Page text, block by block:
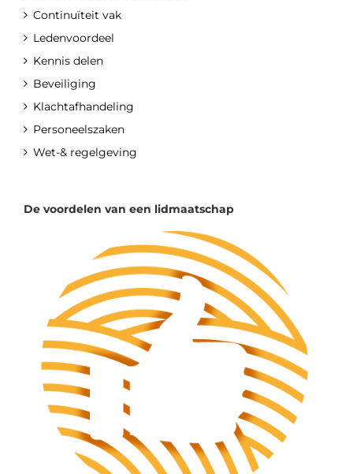
Continuïteit vak
Ledenvoordeel
Kennis delen
Beveiliging
Klachtafhandeling
Personeelszaken
Wet-& regelgeving
De voordelen van een lidmaatschap